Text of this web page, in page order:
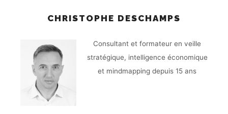
CHRISTOPHE DESCHAMPS
Consultant et formateur en veille
stratégique, intelligence économique
et mindmapping depuis 15 ans